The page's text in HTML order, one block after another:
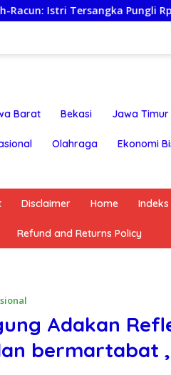
Pungli Rp80 Juta
Barat Bekasi Jawa Timur
Olahraga Ekonomi
Disclaimer Home Indeks
Refund and Returns Policy
Adakan
bermartabat